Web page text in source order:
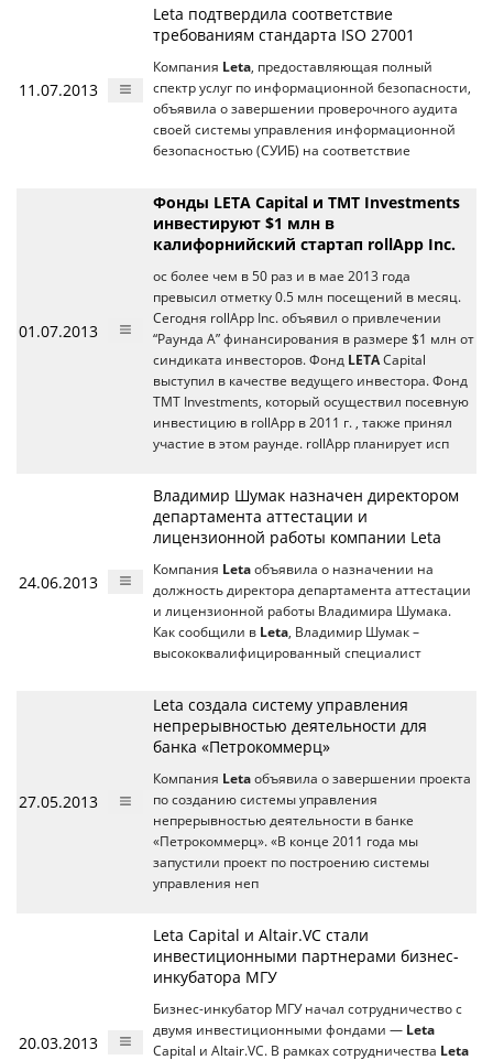
11.07.2013
Leta подтвердила соответствие
требованиям стандарта ISO 27001
Компания Leta, предоставляющая полный
спектр услуг по информационной безопасности,
объявила о завершении проверочного аудита
своей системы управления информационной
безопасностью (СУИБ) на соответствие
01.07.2013
Фонды LETA Capital и TMT Investments
инвестируют $1 млн в
калифорнийский стартап rollApp Inc.
ос более чем в 50 раз и в мае 2013 года
превысил отметку 0.5 млн посещений в месяц.
Сегодня rollApp Inc. объявил о привлечении
“Раунда А” финансирования в размере $1 млн от
синдиката инвесторов. Фонд LETACapital
выступил в качестве ведущего инвестора. Фонд
TMT Investments, который осуществил посевную
инвестицию в rollApp в 2011 г. , также принял
участие в этом раунде. rollApp планирует исп
24.06.2013
Владимир Шумак назначен директором
департамента аттестации и
лицензионной работы компании Leta
Компания Leta объявила о назначении на
должность директора департамента аттестации
и лицензионной работы Владимира Шумака.
Как сообщили в Leta, Владимир Шумак –
высококвалифицированный специалист
27.05.2013
Leta создала систему управления
непрерывностью деятельности для
банка «Петрокоммерц»
Компания Leta объявила о завершении проекта
по созданию системы управления
непрерывностью деятельности в банке
«Петрокоммерц». «В конце 2011 года мы
запустили проект по построению системы
управления неп
20.03.2013
Leta Capital и Altair.VC стали
инвестиционными партнерами бизнес-
инкубатора МГУ
Бизнес-инкубатор МГУ начал сотрудничество с
двумя инвестиционными фондами — Leta
Capital и Altair.VC. В рамках сотрудничества Leta